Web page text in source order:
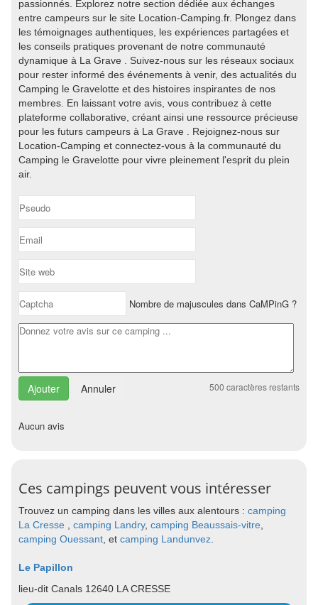
passionnés. Explorez notre section dédiée aux échanges
entre campeurs sur le site Location-Camping.fr. Plongez dans
les témoignages authentiques, les expériences partagées et
les conseils pratiques provenant de notre communauté
dynamique à La Grave . Suivez-nous sur les réseaux sociaux
pour rester informé des événements à venir, des actualités du
Camping le Gravelotte et des histoires inspirantes de nos
membres. En laissant votre avis, vous contribuez à cette
plateforme collaborative, créant ainsi une ressource précieuse
pour les futurs campeurs à La Grave . Rejoignez-nous sur
Location-Camping et connectez-vous à la communauté du
Camping le Gravelotte pour vivre pleinement l'esprit du plein
air.
Nombre de majuscules dans CaMPinG ?
Annuler 500 caractères restants
Aucun avis
Ces campings peuvent vous intéresser
Trouvez un camping dans les villes aux alentours : camping
La Cresse
camping Landry, camping Beaussais-vitre
camping Ouessant , et camping Landunvez
Le Papillon
lieu-dit Canals 12640 LA CRESSE